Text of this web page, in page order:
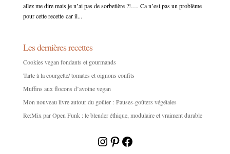
allez me dire mais je n’ai pas de sorbetière ?!…. Ca n’est pas un problème
pour cette recette car il...
Les dernières recettes
Cookies vegan fondants et gourmands
Tarte à la courgette/ tomates et oignons confits
Muffins aux flocons d’avoine vegan
Mon nouveau livre autour du goûter : Pauses-goûters végétales
Re:Mix par Open Funk : le blender éthique, modulaire et vraiment durable
Instagram
Pinterest
Facebook